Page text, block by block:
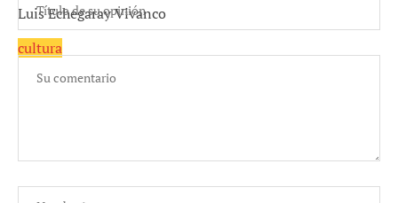
Luis Echegaray Vivanco
cultura